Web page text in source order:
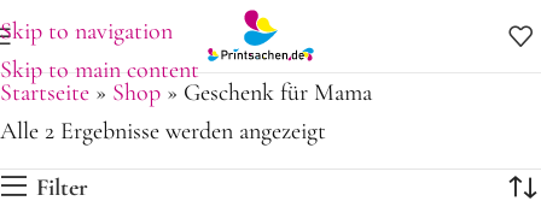
Skip to navigation
Skip to main content
Startseite » Shop » Geschenk für Mama
Alle 2 Ergebnisse werden angezeigt
Filter